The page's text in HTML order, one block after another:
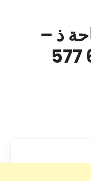
ذ –
الشارقة – +971 6 577